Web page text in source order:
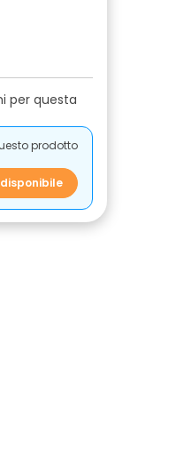
per questa
prodotto